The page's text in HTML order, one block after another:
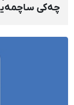
چەکی